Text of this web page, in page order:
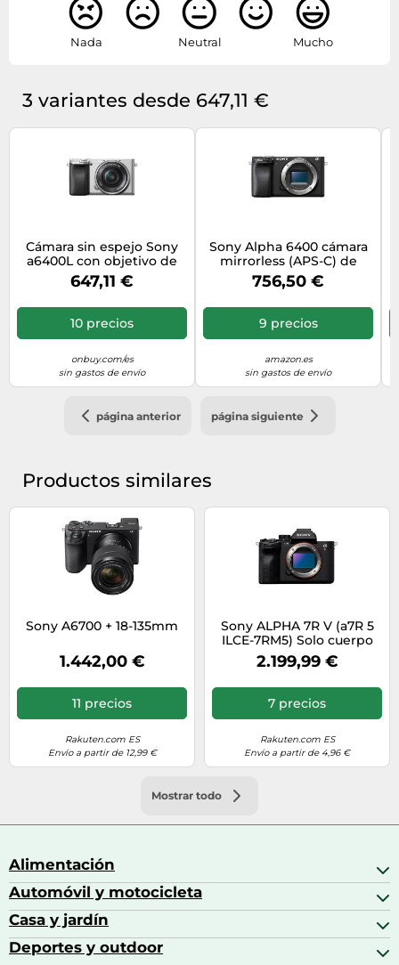
Nada Neutral Mucho
3 variantes desde 647,11 €
Cámara sin espejo Sony
a6400L con objetivo de
16-50 mm - SV
647,11 €
10 precios
onbuy.com/es
sin gastos de envío
Sony Alpha 6400 cámara
mirrorless (APS-C) de
Objetivos Intercambiables
24.2MP, vídeo 4K, Enfoque
automático ultrarrápido
0.02s y Pantalla abatible,
Ideal para fotografía de
756,50 €
9 precios
amazon.es
sin gastos de envío
página anterior página siguiente
Productos similares
Sony A6700 + 18-135mm
1.442,00 €
11 precios
Rakuten.com ES
Envío a partir de 12,99 €
Sony ALPHA 7R V (a7R 5
ILCE-7RM5) Solo cuerpo
nuevo
2.199,99 €
7 precios
Rakuten.com ES
Envío a partir de 4,96 €
Mostrar todo
Alimentación
Bebidas
Bebidas espirituosas
Brandy
Café
Automóvil y motocicleta
Accesorios para coche
Aceite de motor y manutención
Casa y jardín
Accesorios de hogar y cocina
Deportes y outdoor